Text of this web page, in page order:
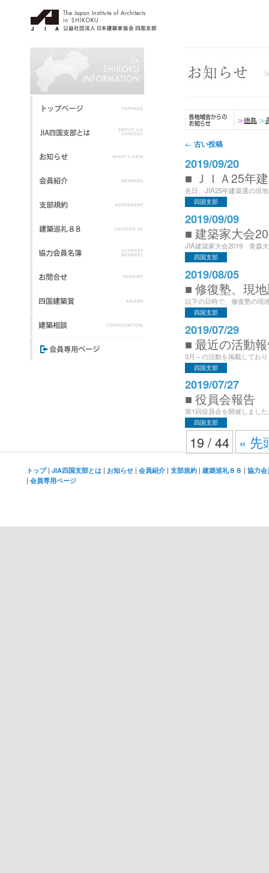
≫徳島 ≫
投稿ナビゲーション
← 古い投稿
2019/09/20
■ ＪＩＡ25年
先日、JIA25年建築選の現
四国支部
2019/09/09
■ 建築家大会
JIA建築家大会2019 青森大
四国支部
2019/08/05
■ 修復塾、現
以下の日時で、修復塾の現
四国支部
2019/07/29
■ 最近の活動
3月～の活動を掲載してお
四国支部
2019/07/27
■ 役員会報告
第1回役員会を開催しまし
四国支部
19 / 44 « 先
トップ| JIA四国支部とは | お知らせ | 会員紹介 | 支部規約 | 建築巡礼８８ | 協力会
| 会員専用ページ